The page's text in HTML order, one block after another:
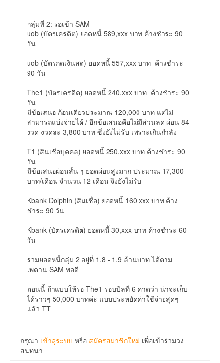
กลุ่มที่ 2: รอเข้า SAM
uob (บัตรเครดิต) ยอดหนี้ 589,xxx บาท ค้างชำระ 90
วัน
uob (บัตรกดเงินสด) ยอดหนี้ 557,xxx บาท ค้างชำระ
90 วัน
The1 (บัตรเครดิต) ยอดหนี้ 240,xxx บาท ค้างชำระ 90
วัน
มีข้อเสนอ ก้อนเดียวประมาณ 120,000 บาท แต่ไม่
สามารถแบ่งจ่ายได้ / อีกข้อเสนอคือไม่มีส่วนลด ผ่อน 84
งวด งวดละ 3,800 บาท ซึ่งยังไม่รับ เพราะเกินกำลัง
T1 (สินเชื่อบุคคล) ยอดหนี้ 250,xxx บาท ค้างชำระ 90
วัน
มีข้อเสนอผ่อนสั้น ๆ ยอดผ่อนสูงมาก ประมาณ 17,300
บาท/เดือน จำนวน 12 เดือน จึงยังไม่รับ
Kbank Dolphin (สินเชื่อ) ยอดหนี้ 160,xxx บาท ค้าง
ชำระ 90 วัน
Kbank (บัตรเครดิต) ยอดหนี้ 30,xxx บาท ค้างชำระ 60
วัน
รวมยอดหนี้กลุ่ม 2 อยู่ที่ 1.8 - 1.9 ล้านบาท ได้ตาม
เพดาน SAM พอดี
ตอนนี้ ถ้าแบบให้รอ The1 รอบบิลที่ 6 คาดว่า น่าจะเก็บ
ได้ราวๆ 50,000 บาทค่ะ แบบประหยัดค่าใช้จ่ายสุดๆ
แล้ว TT
กรุณา เข้าสู่ระบบ หรือ สมัครสมาชิกใหม่ เพื่อเข้าร่วมวง
สนทนา